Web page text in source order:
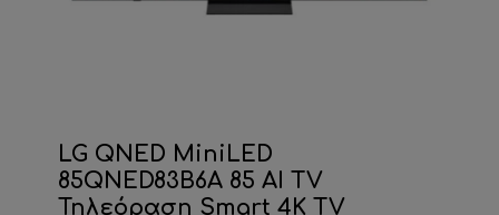
LG QNED MiniLED
85QNED83B6A 85 AI TV
Τηλεόραση Smart 4K TV